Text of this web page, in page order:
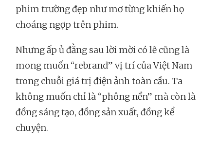
phim trường đẹp như mơ từng khiến họ
choáng ngợp trên phim.
Nhưng ấp ủ đằng sau lời mời có lẽ cũng là
mong muốn “rebrand” vị trí của Việt Nam
trong chuỗi giá trị điện ảnh toàn cầu. Ta
không muốn chỉ là “phông nền” mà còn là
đồng sáng tạo, đồng sản xuất, đồng kể
chuyện.